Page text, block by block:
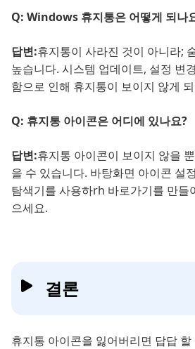
Q: Windows 휴지통은 어떻게 되나
답변:휴지통이 사라진 것이 아니라;
높습니다. 시스템 업데이트, 설정 변
함으로 인해 휴지통이 보이지 않게
Q: 휴지통 아이콘은 어디에 있나요?
답변:휴지통 아이콘이 보이지 않을
을 수 있습니다. 바탕화면 아이콘 설
탐색기를 사용하rh 바로가기를 만들
으세요.
결론
휴지통 아이콘을 잃어버리면 답답